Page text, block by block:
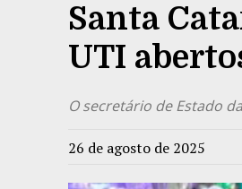
Santa
UTI
O secretário de Estado
26 de agosto de 2025